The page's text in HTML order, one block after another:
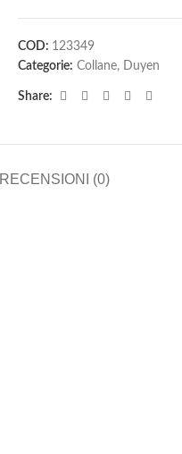
COD: 123349
Categorie: Collane, Duyen
Share:
RECENSIONI (0)